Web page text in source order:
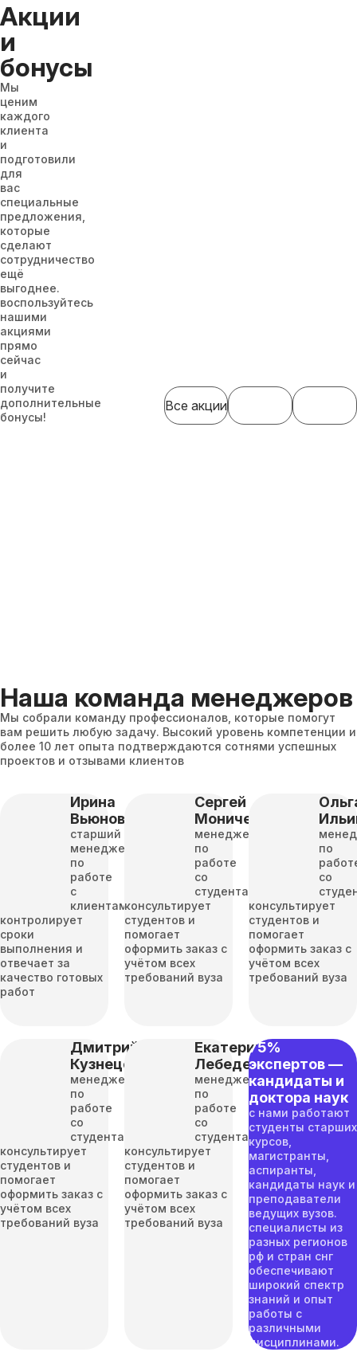
Акции
и
бонусы
Мы
ценим
каждого
клиента
и
подготовили
для
вас
специальные
предложения,
которые
сделают
сотрудничество
ещё
выгоднее.
воспользуйтесь
нашими
акциями
прямо
сейчас
и
получите
дополнительные
бонусы!
Все акции
Наша команда менеджеров
Мы собрали команду профессионалов, которые помогут
вам решить любую задачу. Высокий уровень компетенции и
более 10 лет опыта подтверждаются сотнями успешных
проектов и отзывами клиентов
Ирина
Вьюнова
старший
менеджер
по
работе
с
клиентами
контролирует
сроки
выполнения и
отвечает за
качество готовых
работ
Сергей
Моничев
менеджер
по
работе
со
студентами
консультирует
студентов и
помогает
оформить заказ с
учётом всех
требований вуза
по
со
консультирует
студентов и
помогает
оформить заказ с
учётом всех
требований вуза
Дмитрий
Кузнецов
менеджер
по
работе
со
студентами
консультирует
студентов и
помогает
оформить заказ с
учётом всех
требований вуза
Екатерина
Лебедева
менеджер
по
работе
со
студентами
консультирует
студентов и
помогает
оформить заказ с
учётом всех
требований вуза
75%
экспертов —
кандидаты и
доктора наук
с нами работают
студенты старших
курсов,
магистранты,
аспиранты,
кандидаты наук и
преподаватели
ведущих вузов.
специалисты из
разных регионов
рф и стран снг
обеспечивают
широкий спектр
знаний и опыт
работы с
различными
дисциплинами.